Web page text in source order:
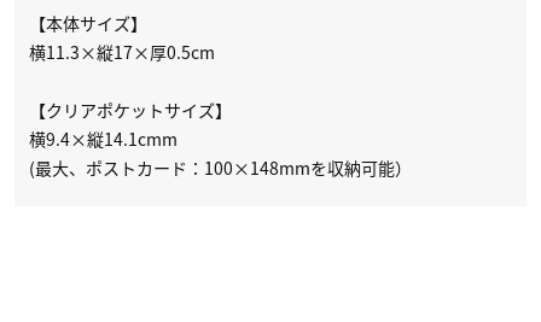
【本体サイズ】
横11.3×縦17×厚0.5cm
【クリアポケットサイズ】
横9.4×縦14.1cmm
(最大、ポストカード：100×148mmを収納可能）